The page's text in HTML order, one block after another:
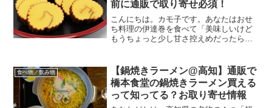
前に通販で取り寄せ必須！
こんにちは。カモ子です。あなたはおせ
ち料理の伊達巻を食べて「美味しいけど
もうちょっと少し甘さ控えめだったらい
ですが、それでも激甘伊達巻に当たると
「ああ、、、」と残念な気...
食べ物／飲み物
【鍋焼きラーメン@高知】通販で
橋本食堂の鍋焼きラーメン買える
って知ってる？お取り寄せ情報